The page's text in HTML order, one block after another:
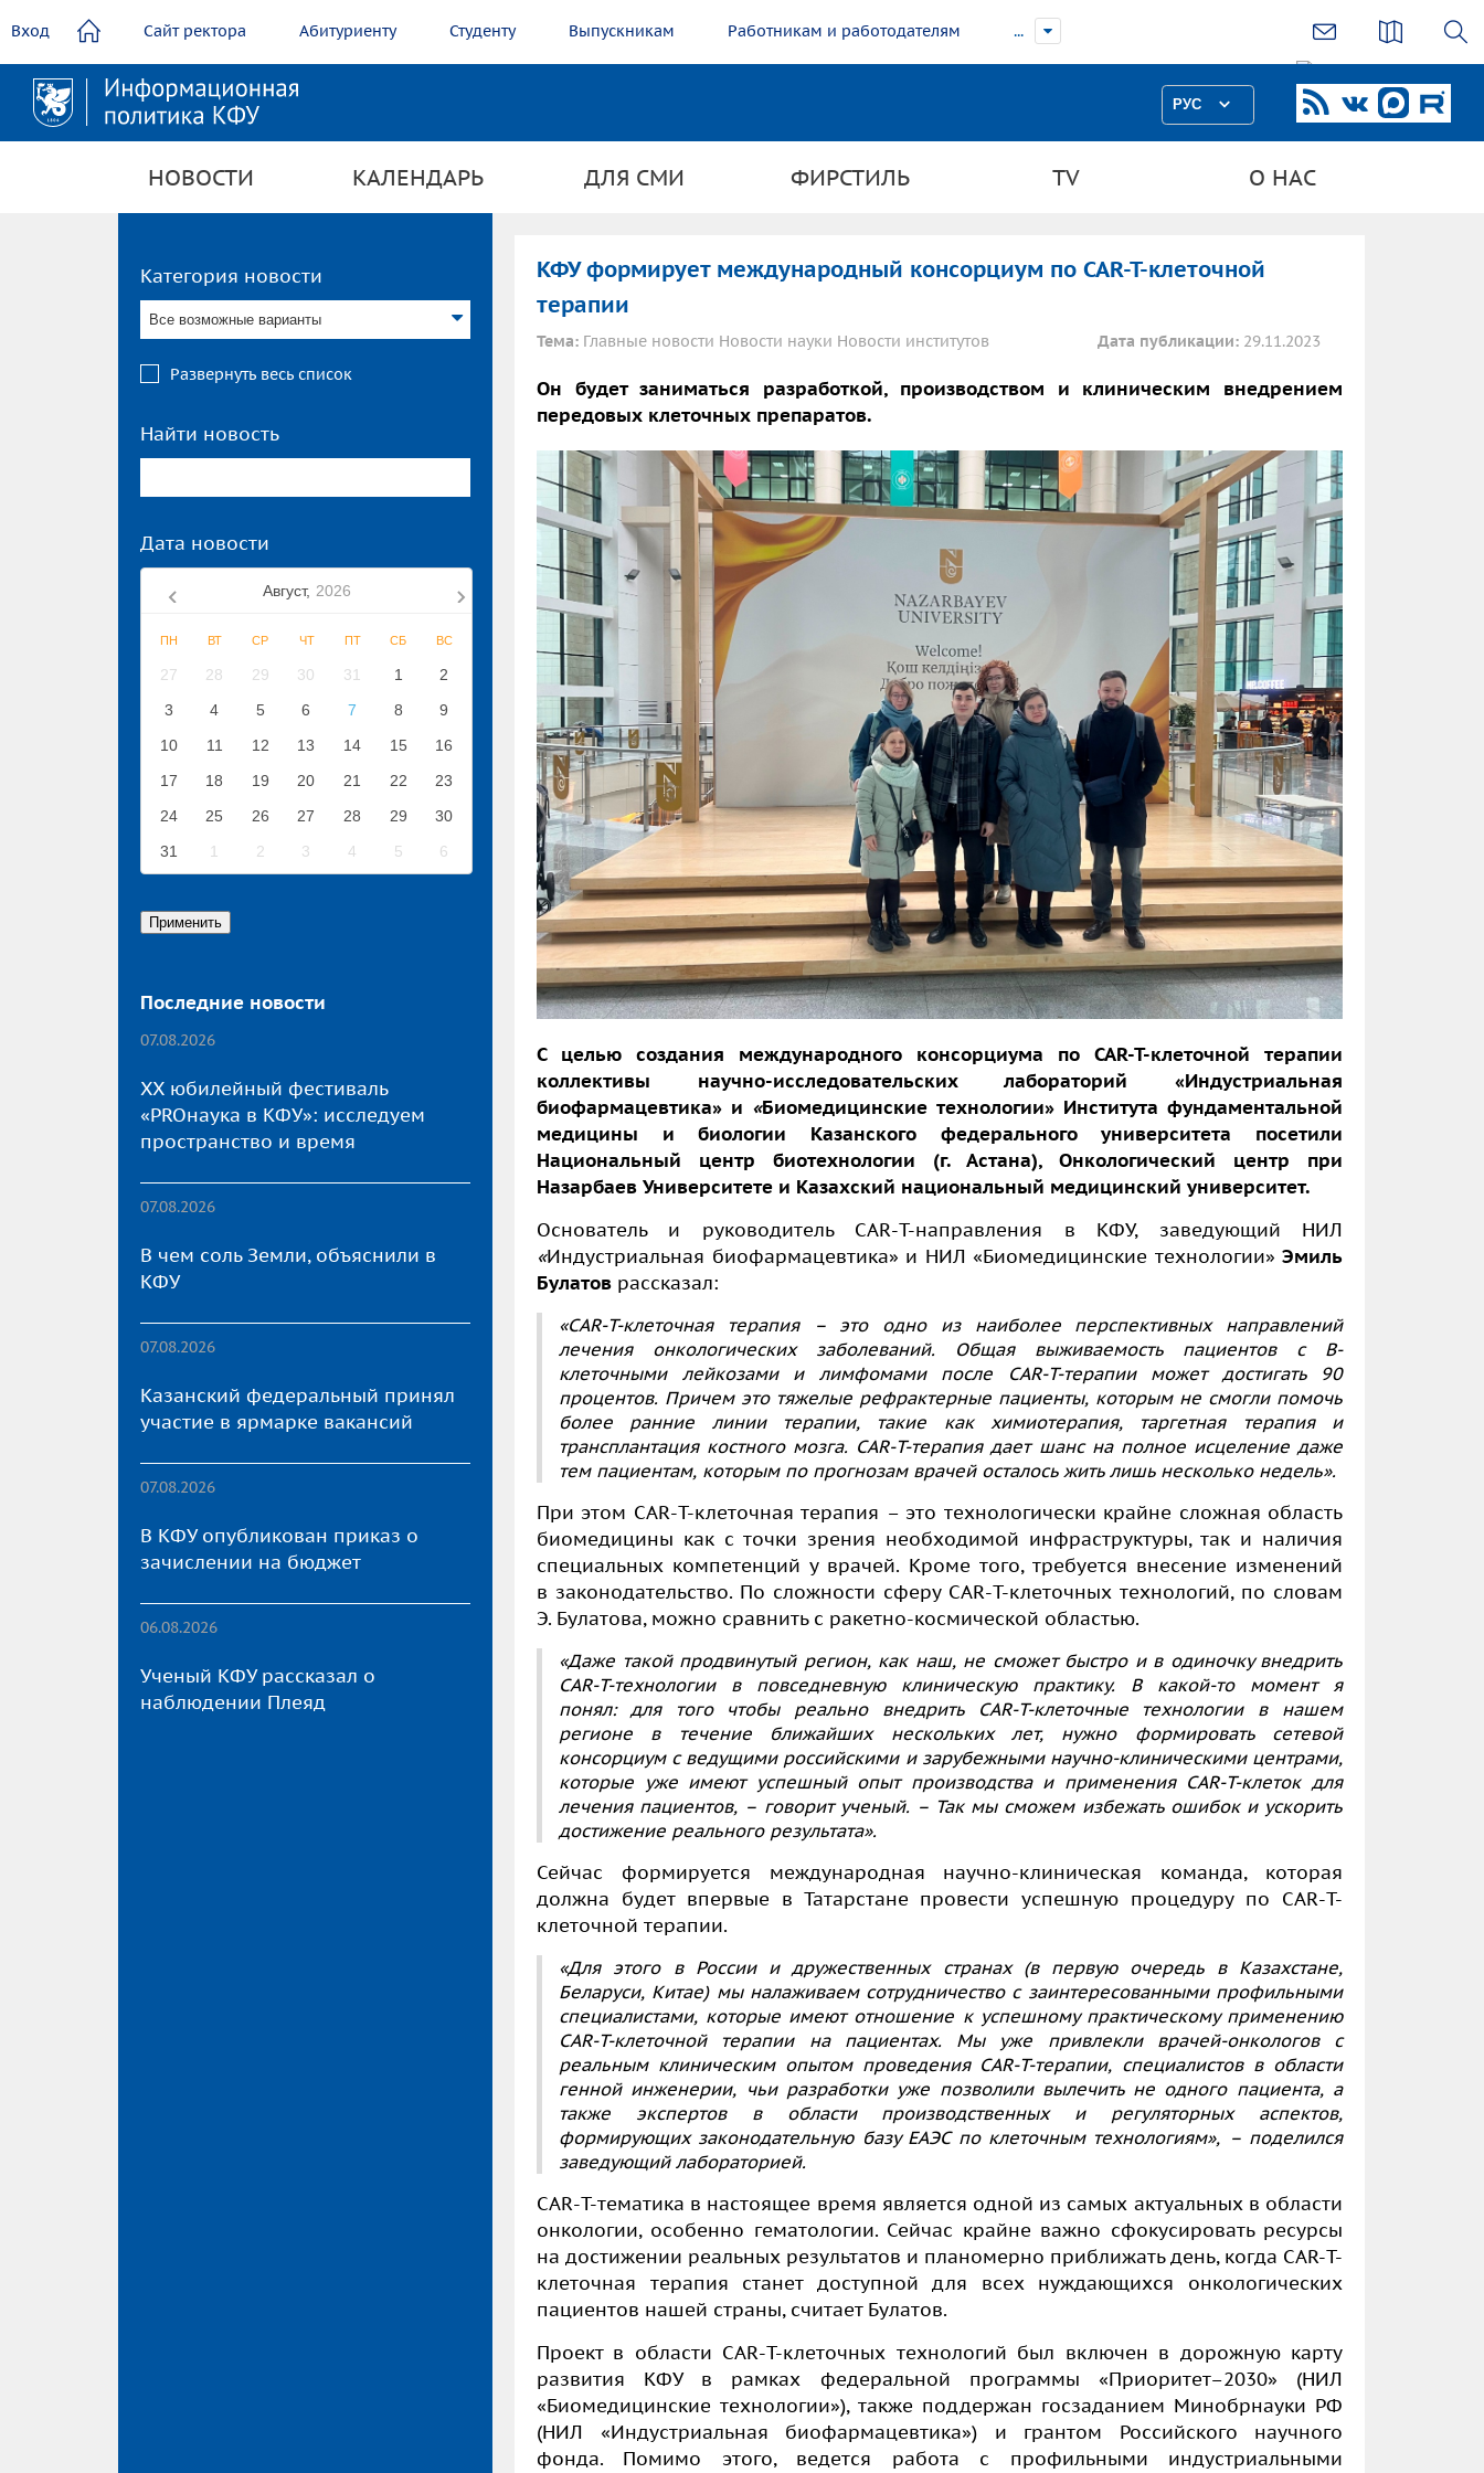
содержанию
Вход Сайт ректора Абитуриенту Студенту Выпускникам Работникам и работодателям ...
РУС
НОВОСТИ КАЛЕНДАРЬ ДЛЯ СМИ ФИРСТИЛЬ TV О НАС
Категория новости
Все возможные варианты
Развернуть весь список
Найти новость
Дата новости
Август, 2026
ПН ВТ СР ЧТ ПТ СБ ВС
27 28 29 30 31 1
2
3
4 5 6 7 8
9
10
11 12 13 14 15
16
17
18 19 20 21 22
23
24
25 26 27 28 29
30
31
1 2 3 4 5 6
Последние новости
07.08.2026
XX юбилейный фестиваль
«PROнаука в КФУ»: исследуем
пространство и время
07.08.2026
В чем соль Земли, объяснили в
КФУ
07.08.2026
Казанский федеральный принял
участие в ярмарке вакансий
07.08.2026
В КФУ опубликован приказ о
зачислении на бюджет
06.08.2026
Ученый КФУ рассказал о
наблюдении Плеяд
КФУ формирует международный консорциум по CAR-T-клеточной
терапии
Тема: Главные новости Новости науки Новости институтов Дата публикации: 29.11.2023
Он будет заниматься разработкой, производством и клиническим внедрением
передовых клеточных препаратов.
С целью создания международного консорциума по CAR-T-клеточной терапии
коллективы научно-исследовательских лабораторий «Индустриальная
биофармацевтика» и «Биомедицинские технологии» Института фундаментальной
медицины и биологии Казанского федерального университета посетили
Национальный центр биотехнологии (г. Астана), Онкологический центр при
Назарбаев Университете и Казахский национальный медицинский университет.
Основатель и руководитель CAR-T-направления в КФУ, заведующий НИЛ
«Индустриальная биофармацевтика» и НИЛ «Биомедицинские технологии» Эмиль
Булатов рассказал:
«CAR-T-клеточная терапия – это одно из наиболее перспективных направлений
лечения онкологических заболеваний. Общая выживаемость пациентов с В-
клеточными лейкозами и лимфомами после
CAR-T-терапии может достигать 90
процентов. Причем это тяжелые рефрактерные пациенты, которым не смогли помочь
более ранние линии терапии, такие как химиотерапия, таргетная терапия и
трансплантация костного мозга. CAR-T-терапия дает шанс на полное исцеление даже
тем пациентам, которым по прогнозам врачей осталось жить лишь несколько недель».
При этом CAR-T-клеточная терапия –это технологически крайне сложная область
биомедицины как с точки зрения необходимой инфраструктуры, так и наличия
специальных компетенций у врачей. Кроме того, требуется внесение изменений
в законодательство. По сложности сферу CAR-T-клеточных технологий, по словам
Э. Булатова, можно сравнить с ракетно-космической областью.
«Даже такой продвинутый регион, как наш, не сможет быстро и в одиночку внедрить
CAR-T-технологии в повседневную клиническую практику. В какой-то момент я
понял: для того чтобы реально внедрить
CAR-T-клеточные технологии в нашем
регионе в течение ближайших нескольких лет, нужно формировать сетевой
консорциум с ведущими российскими и зарубежными научно-клиническими центрами,
которые уже имеют успешный опыт производства и применения CAR-T-клеток для
лечения пациентов, – говорит ученый. –Так мы сможем избежать ошибок и ускорить
достижение реального результата».
Сейчас формируется международная научно-клиническая команда, которая
должна будет впервые в Татарстане провести успешную процедуру по CAR-T-
клеточной терапии.
«Для этого в России и дружественных странах(в первую очередь в Казахстане,
Беларуси, Китае) мы налаживаем сотрудничество с заинтересованными профильными
специалистами, которые имеют отношение к успешному практическому применению
CAR-T-клеточной терапии на пациентах. Мы уже привлекли врачей-онкологов с
реальным клиническим опытом проведения CAR-T-терапии, специалистов в области
генной инженерии, чьи разработки уже позволили вылечить не одного пациента, а
также экспертов в области производственных и регуляторных аспектов,
формирующих законодательную базу ЕАЭС по клеточным технологиям», – поделился
заведующий лабораторией.
CAR-T-тематика в настоящее время является одной из самых актуальных в области
онкологии, особенно гематологии. Сейчас крайне важно сфокусировать ресурсы
на достижении реальных результатов и планомерно приближать день, когда CAR-T-
клеточная терапия станет доступной для всех нуждающихся онкологических
пациентов нашей страны, считает Булатов.
Проект в области CAR-T-клеточных технологий был включен в дорожную карту
развития КФУ в рамках федеральной программы «Приоритет–2030» (НИЛ
«Биомедицинские технологии»), также поддержан госзаданием Минобрнауки РФ
(НИЛ «Индустриальная биофармацевтика») и грантом Российского научного
фонда. Помимо этого, ведется работа с профильными индустриальными